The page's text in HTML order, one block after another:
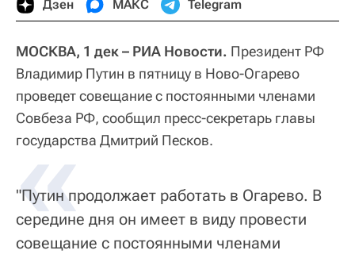
Дзен МАКС Telegram
МОСКВА, 1 дек – РИА Новости. Президент РФ
Владимир Путин в пятницу в Ново-Огарево
проведет совещание с постоянными членами
Совбеза РФ, сообщил пресс-секретарь главы
государства Дмитрий Песков.
«
"Путин продолжает работать в Огарево. В
середине дня он имеет в виду провести
совещание с постоянными членами